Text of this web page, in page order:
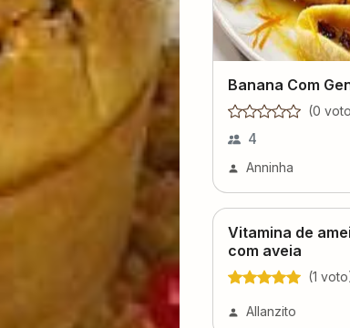
Banana Com
(0 voto
4
Anninha
Vitamina de
com aveia
(1 voto
Allanzito